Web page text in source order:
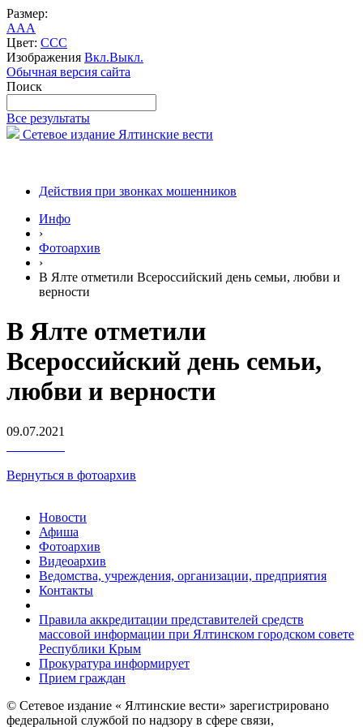
Размер:
AAA
Цвет: CCC
Изображения Вкл.Выкл.
Обычная версия сайта
Поиск
Все результаты
Сетевое издание Ялтинские вести
Действия при звонках мошенников
Инфо
›
Фотоархив
›
В Ялте отметили Всероссийский день семьи, любви и
верности
В Ялте отметили
Всероссийский день семьи,
любви и верности
09.07.2021
Вернуться в фотоархив
Новости
Афиша
Фотоархив
Видеоархив
Ведомства, учреждения, организации, предприятия
Контакты
Правила аккредитации представителей средств
массовой информации при Ялтинском городском совете
Республики Крым
Прокуратура информирует
Прием граждан
© Сетевое издание « Ялтинские вести» зарегистрировано
федеральной службой по надзору в сфере связи,